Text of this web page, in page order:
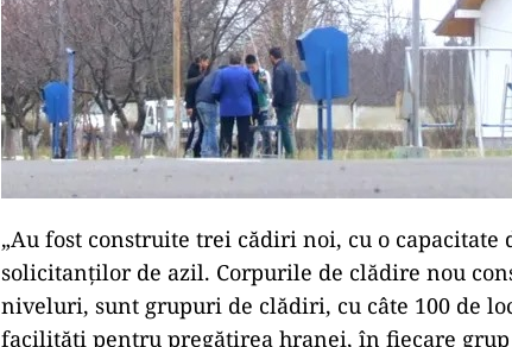
„Au fost construite trei cădiri noi, cu o capacitate
solicitanților de azil. Corpurile de clădire nou
niveluri, sunt grupuri de clădiri, cu câte 100 de
facilități pentru pregătirea hranei, în fiecare grup